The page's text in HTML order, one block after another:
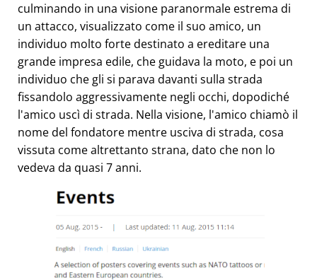
culminando in una visione paranormale estrema di
un attacco, visualizzato come il suo amico, un
individuo molto forte destinato a ereditare una
grande impresa edile, che guidava la moto, e poi un
individuo che gli si parava davanti sulla strada
fissandolo aggressivamente negli occhi, dopodiché
l'amico uscì di strada. Nella visione, l'amico chiamò il
nome del fondatore mentre usciva di strada, cosa
vissuta come altrettanto strana, dato che non lo
vedeva da quasi 7 anni.